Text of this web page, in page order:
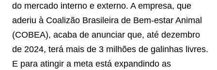
do mercado interno e externo. A empresa, que
aderiu à Coalizão Brasileira de Bem-estar Animal
(COBEA), acaba de anunciar que, até dezembro
de 2024, terá mais de 3 milhões de galinhas livres.
E para atingir a meta está expandindo as